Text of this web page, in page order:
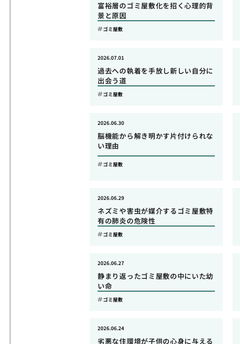
富裕層のゴミ屋敷化を招く心理的背
景と原因
ゴミ屋敷
過去への執着を手放し新しい自分に
出会う道
2026.07.01
ゴミ屋敷
脳機能から解き明かす片付けられな
い理由
2026.06.30
ゴミ屋敷
ネズミや害虫が媒介するゴミ屋敷特
有の肺炎の危険性
2026.06.29
ゴミ屋敷
静まり返ったゴミ屋敷の中にいた幼
い命
2026.06.27
ゴミ屋敷
劣悪な住環境が子供の心身に与える
2026.06.24